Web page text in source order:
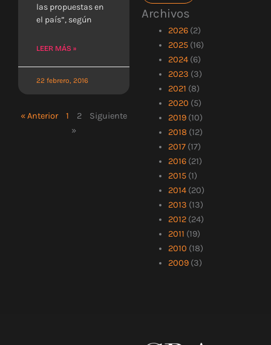
Archivos
2026(2)
2025(16)
2024(6)
2023 (3)
2021 (8)
2020 (5)
2019(10)
2018 (12)
2017(17)
2016(21)
2015(1)
2014(20)
2013 (13)
2012(24)
2011 (19)
2010 (18)
2009(3)
las propuestas en
el país”, según
LEER MÁS »
22 febrero, 2016
« Anterior 1 2
Siguiente
»